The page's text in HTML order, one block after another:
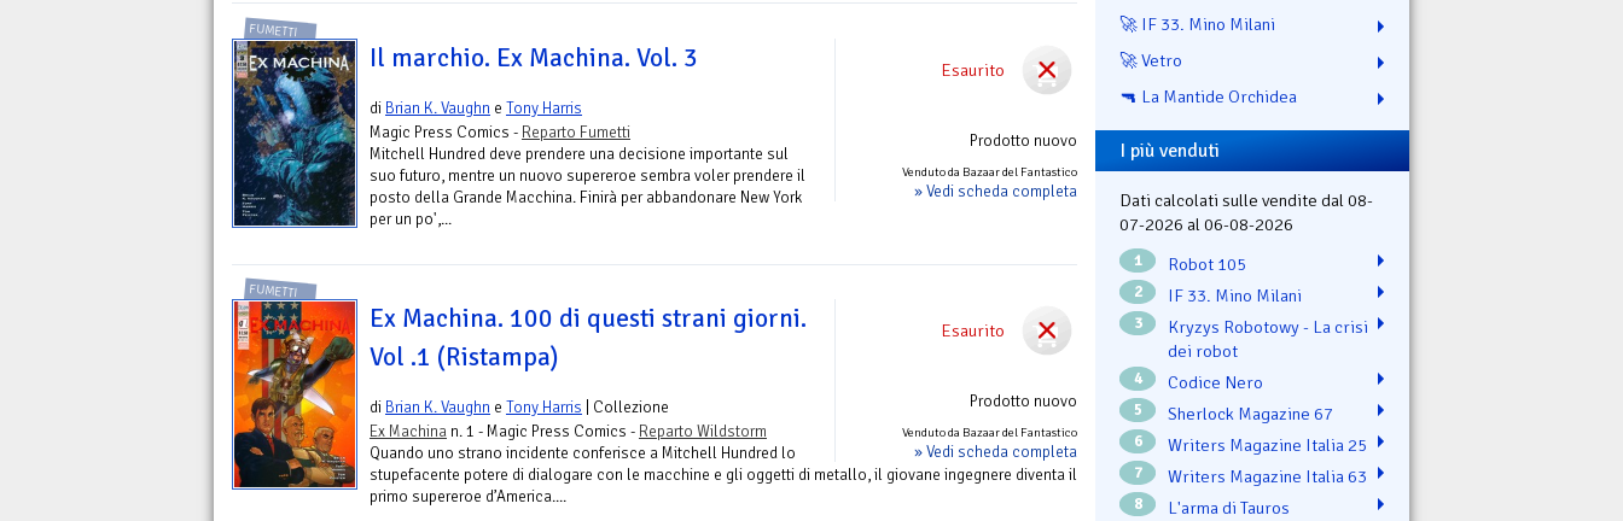
Esaurito
Prodotto nuovo
Venduto da Bazaar del Fantastico
» Vedi scheda completa
FUMETTI
Il marchio. Ex Machina. Vol. 3
di Brian K. Vaughn e Tony Harris
Magic Press Comics - Reparto Fumetti
Mitchell Hundred deve prendere una decisione importante sul
suo futuro, mentre un nuovo supereroe sembra voler prendere il
posto della Grande Macchina. Finirà per abbandonare New York
per un po',...
Esaurito
Prodotto nuovo
Venduto da Bazaar del Fantastico
» Vedi scheda completa
FUMETTI
Ex Machina. 100 di questi strani giorni.
Vol .1 (Ristampa)
di Brian K. Vaughn e Tony Harris | Collezione
Ex Machina n. 1 - Magic Press Comics - Reparto Wildstorm
Quando uno strano incidente conferisce a Mitchell Hundred lo
stupefacente potere di dialogare con le macchine e gli oggetti di metallo, il giovane ingegnere diventa il
primo supereroe d’America....
🚀 IF 33. Mino Milani
🚀 Vetro
🔫 La Mantide Orchidea
I più venduti
Dati calcolati sulle vendite dal 08-
07-2026 al 06-08-2026
1 Robot 105
2 IF 33. Mino Milani
3
Kryzys Robotowy - La crisi
dei robot
4 Codice Nero
5 Sherlock Magazine 67
6 Writers Magazine Italia 25
7 Writers Magazine Italia 63
8 L'arma di Tauros